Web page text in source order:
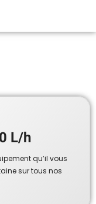
L/h
qu’il vous
sur tous nos